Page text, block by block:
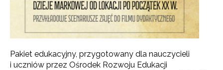
Pakiet edukacyjny, przygotowany dla nauczycieli
i uczniów przez Ośrodek Rozwoju Edukacji